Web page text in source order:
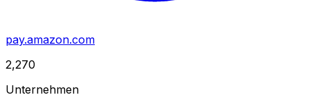
pay.amazon.com
2,270
Unternehmen